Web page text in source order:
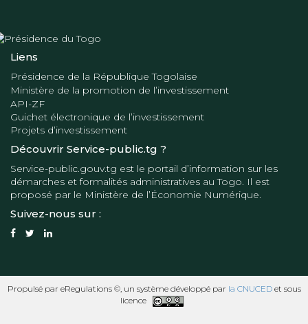
Liens
Présidence de la République Togolaise
Ministère de la promotion de l’investissement
API-ZF
Guichet électronique de l’investissement
Projets d’investissement
Découvrir Service-public.tg ?
Service-public.gouv.tg est le portail d’information sur les
démarches et formalités administratives au Togo. Il est
proposé par le Ministère de l’Économie Numérique.
Suivez-nous sur :
Propulsé par eRegulations ©, un système développé par la CNUCEDet sous
licence